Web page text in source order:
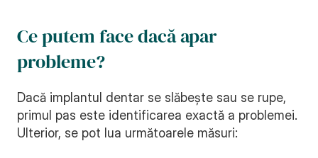
Ce putem face dacă apar
probleme?
Dacă implantul dentar se slăbește sau se rupe,
primul pas este identificarea exactă a problemei.
Ulterior, se pot lua următoarele măsuri: